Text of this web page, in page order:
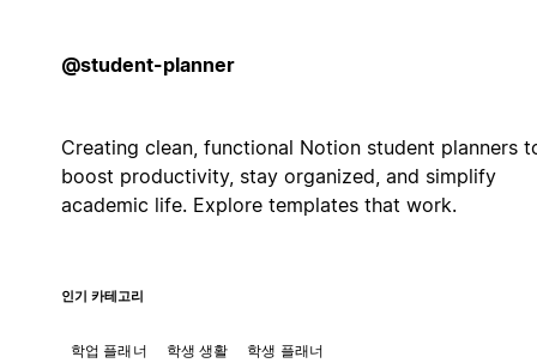
@student-planner
Creating clean, functional Notion student planners
boost productivity, stay organized, and simplify
academic life. Explore templates that work.
인기 카테고리
학업 플래너 학생 생활 학생 플래너